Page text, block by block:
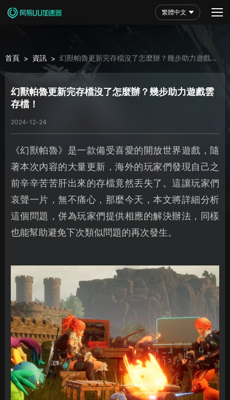
繁體中文
首頁 > 資訊 > 幻獸帕魯更新完存檔沒了怎麼辦？幾步助力遊戲雲
存檔！
幻獸帕魯更新完存檔沒了怎麼辦？幾步助力遊戲雲
存檔！
2024-12-24
《幻獸帕魯》是一款備受喜愛的開放世界遊戲，隨
著本次內容的大量更新，海外的玩家們發現自己之
前辛辛苦苦肝出來的存檔竟然丟失了。這讓玩家們
哀聲一片，無不痛心，那麼今天，本文將詳細分析
這個問題，併為玩家們提供相應的解決辦法，同樣
也能幫助避免下次類似問題的再次發生。